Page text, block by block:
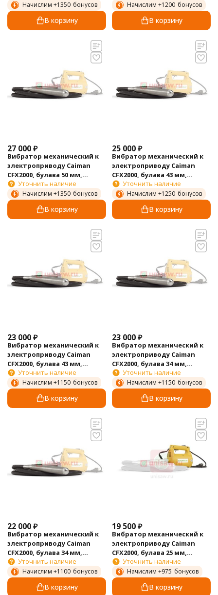
Начислим +1350 бонусов
В корзину
Начислим +1200 бонусов
В корзину
27 000₽
Вибратор механический к
электроприводу Caiman
CFX2000, булава 50 мм,
гибкий вал 4 м
Уточнить наличие
Начислим +1350 бонусов
В корзину
25 000₽
Вибратор механический к
электроприводу Caiman
CFX2000, булава 43 мм,
гибкий вал 4 м
Уточнить наличие
Начислим +1250 бонусов
В корзину
23 000₽
Вибратор механический к
электроприводу Caiman
CFX2000, булава 43 мм,
гибкий вал 3 м
Уточнить наличие
Начислим +1150 бонусов
В корзину
23 000₽
Вибратор механический к
электроприводу Caiman
CFX2000, булава 34 мм,
гибкий вал 4 м
Уточнить наличие
Начислим +1150 бонусов
В корзину
22 000₽
Вибратор механический к
электроприводу Caiman
CFX2000, булава 34 мм,
гибкий вал 3 м
Уточнить наличие
Начислим +1100 бонусов
В корзину
19 500₽
Вибратор механический к
электроприводу Caiman
CFX2000, булава 25 мм,
гибкий вал 3 м
Уточнить наличие
Начислим +975 бонусов
В корзину